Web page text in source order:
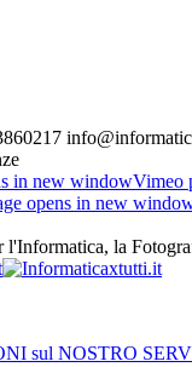
in new windowVimeo
opens in new
l'Informatica, la
sul NOSTRO